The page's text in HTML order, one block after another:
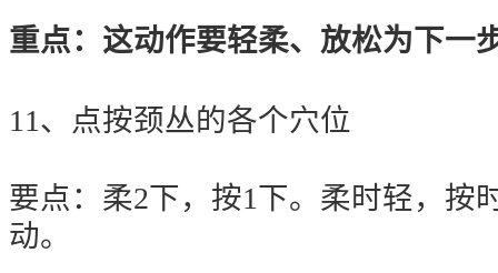
重点：这动作要轻柔、放松为下一
11、点按颈丛的各个穴位
要点：柔2下，按1下。柔时轻，按
动。